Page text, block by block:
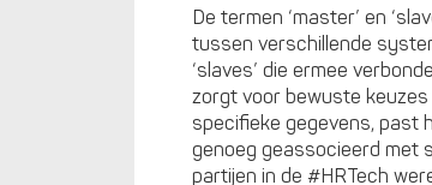
De termen ‘master’ en
tussen verschillende
‘slaves’ die ermee
zorgt voor bewuste
specifieke gegevens, past
genoeg geassocieerd met
partijen in de #HRTech